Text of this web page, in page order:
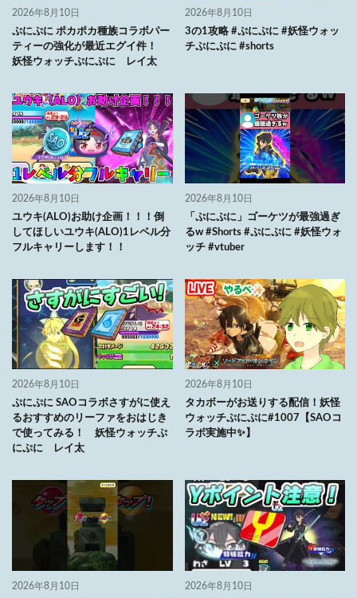
2026年8月10日
ぷにぷに ポカポカ種族コラボパー
ティーの強化が最近エグイ件！
妖怪ウォッチぷにぷに レイ太
2026年8月10日
3の1攻略 #ぷにぷに #妖怪ウォッ
チぷにぷに #shorts
2026年8月10日
ユウキ(ALO)お助け企画！！！倒
してほしいユウキ(ALO)1レベル分
フルキャリーします！！
2026年8月10日
「ぷにぷに」ゴーケツが最強過ぎ
るw #Shorts #ぷにぷに #妖怪ウォ
ッチ #vtuber
2026年8月10日
ぷにぷに SAOコラボさすがに使え
るおすすめのリーファをおはじき
で使ってみる！ 妖怪ウォッチぷ
にぷに レイ太
2026年8月10日
タカボーがお送りする配信！妖怪
ウォッチぷにぷに#1007【SAOコ
ラボ実施中✨】
2026年8月10日 2026年8月10日